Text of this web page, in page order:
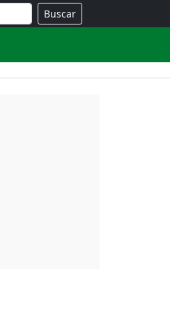
Buscar